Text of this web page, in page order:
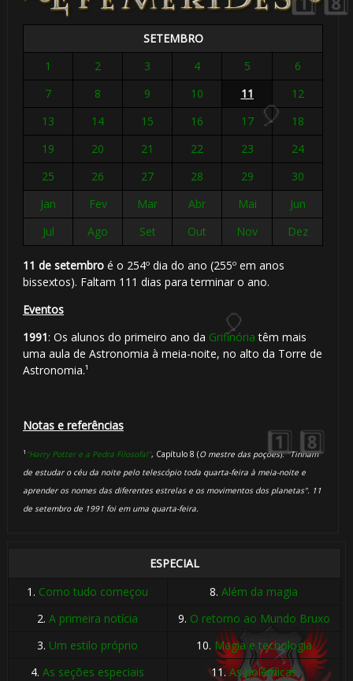
SETEMBRO
1
2 3 4 5
6
7
8 9 10 11
12
13
14 15 16 17
18
19
20 21 22 23
24
25
26 27 28 29
30
Jan
Fev Mar Abr Mai
Jun
Jul
Ago Set Out Nov Dez
11 de setembroé o 254º dia do ano (255º em anos
bissextos). Faltam 111 dias para terminar o ano.
Eventos
1991: Os alunos do primeiro ano da Grifinória têm mais
uma aula de Astronomia à meia-noite, no alto da Torre de
Astronomia.¹
Notas e referências
¹ "Harry Potter e a Pedra Filosofal", Capítulo 8 (O mestre das poções):"Tinham
de estudar o céu da noite pelo telescópio toda quarta-feira à meia-noite e
aprender os nomes das diferentes estrelas e os movimentos dos planetas". 11
de setembro de 1991 foi em uma quarta-feira.
ESPECIAL
1. Como tudo começou 8.Além da magia
2.A primeira notícia 9. O retorno ao Mundo Bruxo
3. Um estilo próprio 10. Magia e tecnologia
4.As seções especiais 11.As polêmicas
1️⃣ 8️⃣
⚡
⚡